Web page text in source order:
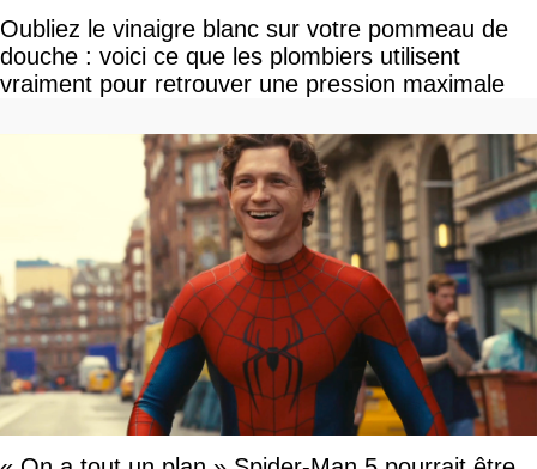
Oubliez le vinaigre blanc sur votre pommeau de
douche : voici ce que les plombiers utilisent
vraiment pour retrouver une pression maximale